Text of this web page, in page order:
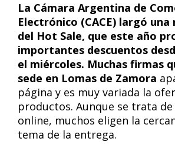
La Cámara Argentina de
Electrónico (CACE) largó una
del Hot Sale, que este año
importantes descuentos
el miércoles. Muchas firmas
sede en Lomas de Zamora
página y es muy variada la
productos. Aunque se trata
online, muchos eligen la
tema de la entrega.